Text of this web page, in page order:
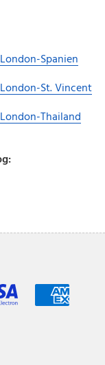
Spanien
St. Vincent
Thailand